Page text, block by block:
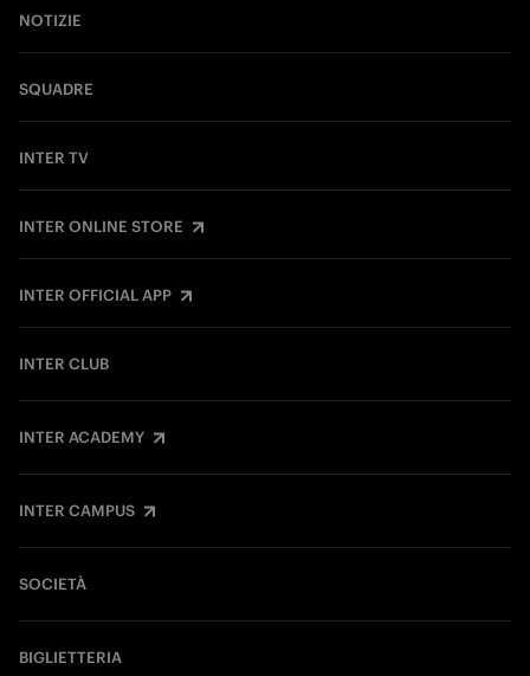
NOTIZIE
SQUADRE
INTER TV
INTER ONLINE STORE
INTER OFFICIAL APP
INTER CLUB
INTER ACADEMY
INTER CAMPUS
SOCIETÀ
BIGLIETTERIA